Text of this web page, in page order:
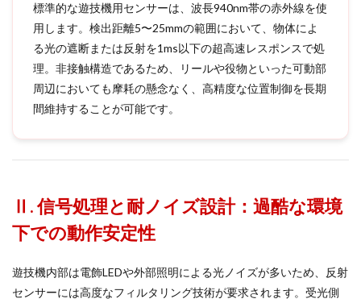
標準的な遊技機用センサーは、波長940nm帯の赤外線を使
用します。検出距離5〜25mmの範囲において、物体によ
る光の遮断または反射を1ms以下の超高速レスポンスで処
理。非接触構造であるため、リールや役物といった可動部
周辺においても摩耗の懸念なく、高精度な位置制御を長期
間維持することが可能です。
Ⅱ. 信号処理と耐ノイズ設計：過酷な環境
下での動作安定性
遊技機内部は電飾LEDや外部照明による光ノイズが多いため、反射
センサーには高度なフィルタリング技術が要求されます。受光側